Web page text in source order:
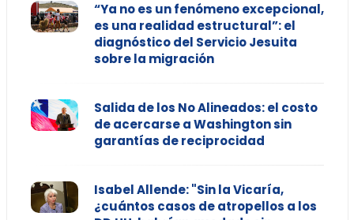
“Ya no es un fenómeno excepcional,
es una realidad estructural”: el
diagnóstico del Servicio Jesuita
sobre la migración
Salida de los No Alineados: el costo
de acercarse a Washington sin
garantías de reciprocidad
Isabel Allende: "Sin la Vicaría,
¿cuántos casos de atropellos a los